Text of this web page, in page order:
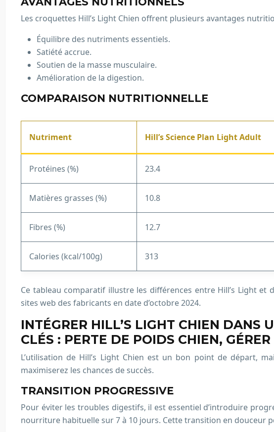
Les croquettes Hill’s Light Chien offrent plusieurs avantages
Équilibre des nutriments essentiels.
Satiété accrue.
Soutien de la masse musculaire.
Amélioration de la digestion.
COMPARAISON NUTRITIONNELLE
Nutriment Hill’s Science Plan Light Adult
Protéines (%) 23.4
Matières grasses (%) 10.8
Fibres (%) 12.7
Calories (kcal/100g) 313
Ce tableau comparatif illustre les différences entre Hill’s Light
sites web des fabricants en date d’octobre 2024.
INTÉGRER HILL’S LIGHT CHIEN DANS
CLÉS : PERTE DE POIDS CHIEN,
L’utilisation de Hill’s Light Chien est un bon point de départ,
maximiserez les chances de succès.
TRANSITION PROGRESSIVE
Pour éviter les troubles digestifs, il est essentiel d’introduire
nourriture habituelle sur 7 à 10 jours. Cette transition en douceur